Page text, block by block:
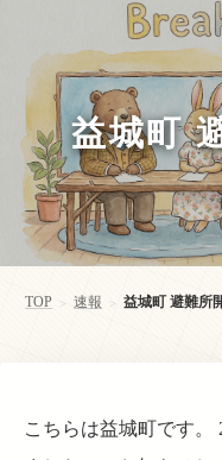
益城町
TOP > 速報 > 益城町 避難所
こちらは益城町です。